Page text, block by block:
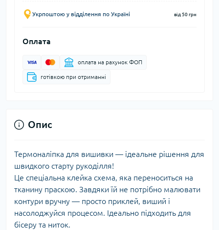
Укрпоштою у відділення по Україні від 50 грн
Оплата
оплата на рахунок ФОП
готівкою при отриманні
Опис
Термоналіпка для вишивки — ідеальне рішення для
швидкого старту рукоділля!
Це спеціальна клейка схема, яка переноситься на
тканину праскою. Завдяки їй не потрібно малювати
контури вручну — просто приклей, виший і
насолоджуйся процесом. Ідеально підходить для
бісеру та ниток.